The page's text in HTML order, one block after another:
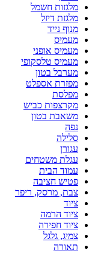
מלגזות חשמל
מלגזת דיזל
מנוף נייד
מעמיס
מעמיס אופני
מעמיס טלסקופי
מערבל בטון
מפזרת אספלט
מפלסת
מקרצפות כביש
משאבת בטון
נפה
סלילה
עגורן
עגלת משטחים
עמוד הבית
פטיש חציבה
צבת, מרסק, ריפר
ציוד
ציוד הרמה
ציוד חפירה
צמיג, גלגל
תאורה